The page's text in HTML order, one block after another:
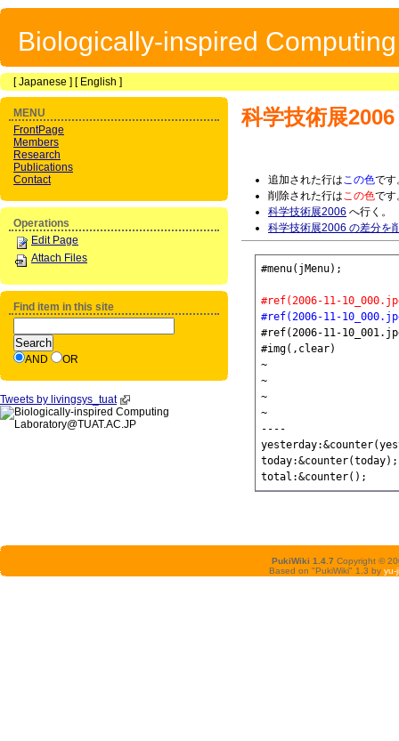
Biologically-inspired
[Japanese ] [ English ]
科学技術展2006
追加された行はこの色です
削除された行はこの色です
科学技術展2006 へ行く。
科学技術展2006 の差分を
#menu(jMenu);
#ref(2006-11-
#ref(2006-11-
#ref(2006-11-
#img(,clear)
~
~
~
~
----
today:&counter(today);
MENU
FrontPage
Members
Research
Publications
Contact
Operations
Edit Page
Attach Files
Find item in this site
AND OR
Tweets by livingsys_tuat
PukiWiki 1.4.7 Copyright ©
Based on "PukiWiki" 1.3 by yu-ji